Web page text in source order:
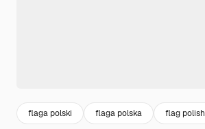
flaga polski flaga polska flag polish